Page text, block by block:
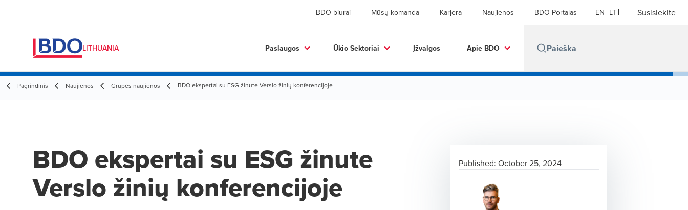
BDO biurai Mūsų komanda Karjera Naujienos BDO Portalas EN LT Susisiekite
LITHUANIA Paslaugos Ūkio Sektoriai Įžvalgos Apie BDO
Pagrindinis Naujienos Grupės naujienos BDO ekspertai su ESG žinute Verslo žinių konferencijoje
BDO ekspertai su ESG žinute
Verslo žinių konferencijoje
Published: October 25, 2024